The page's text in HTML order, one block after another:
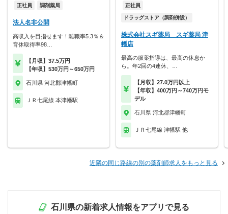
正社員 調剤薬局
法人名非公開
高収入を目指せます！離職率5.3％＆
育休取得率98…
【月収】37.5万円
【年収】530万円～650万円
石川県 河北郡津幡町
ＪＲ七尾線 本津幡駅
正社員
ドラッグストア（調剤併設）
株式会社スギ薬局 スギ薬局 津
幡店
最高の服薬指導は、最高の休息か
ら。年2回の4連休、…
【月収】27.0万円以上
【年収】400万円～740万円モ
デル
石川県 河北郡津幡町
ＪＲ七尾線 津幡駅 他
近隣の同じ路線の別の薬剤師求人をもっと見る
石川県の新着求人情報をアプリで見る